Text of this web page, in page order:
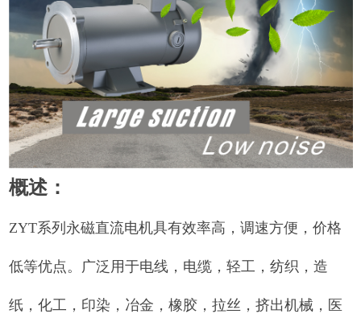
概述：
ZYT系列永磁直流电机具有效率高，调速方便，价格
低等优点。广泛用于电线，电缆，轻工，纺织，造
纸，化工，印染，冶金，橡胶，拉丝，挤出机械，医